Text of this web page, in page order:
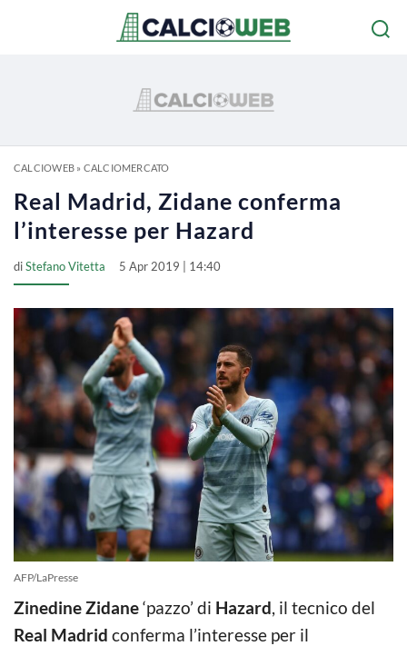
CALCIOWEB» CALCIOMERCATO
Real Madrid, Zidane conferma
l’interesse per Hazard
diStefano Vitetta 5 Apr 2019 | 14:40
AFP/LaPresse
Zinedine Zidane‘pazzo’ di Hazard, il tecnico del
Real Madrid conferma l’interesse per il